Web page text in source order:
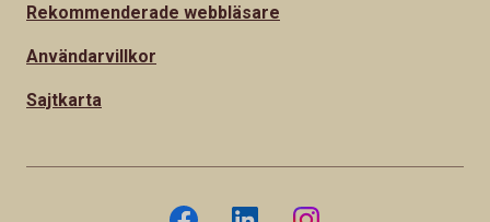
Rekommenderade webbläsare
Användarvillkor
Sajtkarta